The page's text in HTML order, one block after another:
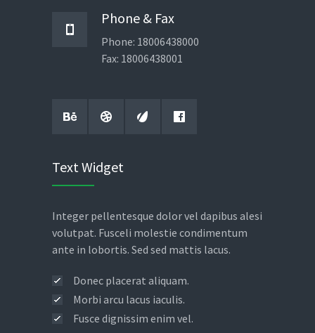
07
Aliquam placerat convallis ligula
non tempor
06
Etiam augue erat porttitor
Phone & Fax
Phone: 18006438000
Fax: 18006438001
Text Widget
Integer pellentesque dolor vel dapibus alesi
volutpat. Fusceli molestie condimentum
ante in lobortis. Sed sed mattis lacus.
Donec placerat aliquam.
Morbi arcu lacus iaculis.
Fusce dignissim enim vel.